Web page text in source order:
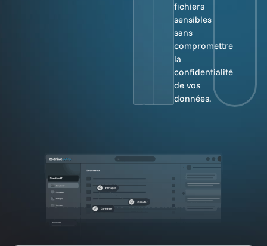
fichiers
sensibles
sans
compromettre
la
confidentialité
de vos
données.